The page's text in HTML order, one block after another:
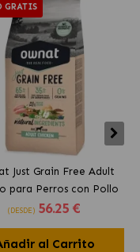
GRATIS
Just Grain Free Adult
para Perros con Pollo
(DESDE) 56.25 €
al Carrito